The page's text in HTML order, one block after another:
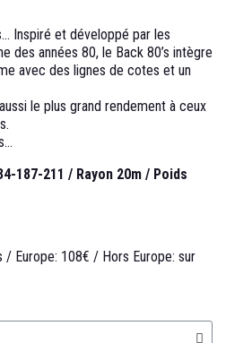
Inspiré et développé par les
des années 80, le Back 80’s intègre
avec des lignes de cotes et un
le plus grand rendement à ceux
187-211 / Rayon 20m / Poids
/ Europe: 108€ / Hors Europe: sur